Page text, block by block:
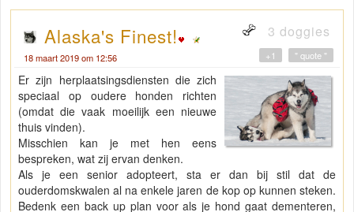
Alaska's Finest! 3 doggies
18 maart 2019 om 12:56 " quote "
+1
Er zijn herplaatsingsdiensten die zich
speciaal op oudere honden richten
(omdat die vaak moeilijk een nieuwe
thuis vinden).
Misschien kan je met hen eens
bespreken, wat zij ervan denken.
Als je een senior adopteert, sta er dan bij stil dat de
ouderdomskwalen al na enkele jaren de kop op kunnen steken.
Bedenk een back up plan voor als je hond gaat dementeren,